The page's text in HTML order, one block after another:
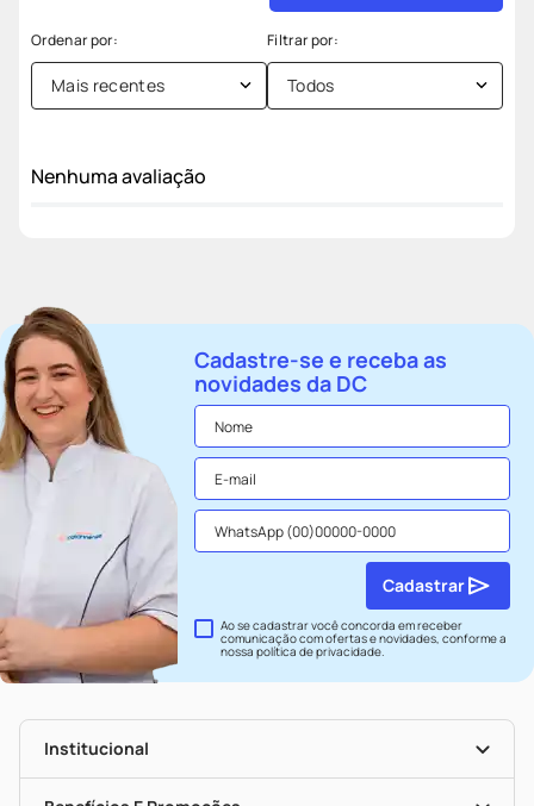
Mais recentes Todos
Nenhuma avaliação
Cadastre-se e receba as
novidades da DC
Ao se cadastrar você concorda em receber
comunicação com ofertas e novidades, conforme a
nossapolítica de privacidade.
Cadastrar
Institucional